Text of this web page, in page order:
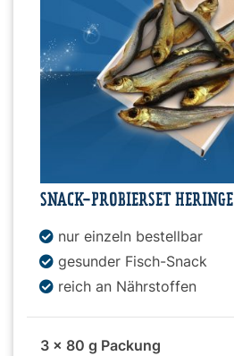
SNACK-PROBIERSET HERINGE
nur einzeln bestellbar
gesunder Fisch-Snack
reich an Nährstoffen
3 x 80 g Packung